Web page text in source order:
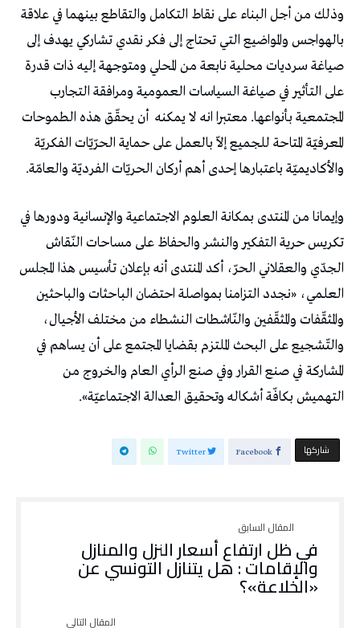
وذلك من أجل البناء على نقاط التكامل والتقاطع بينهما في علاقة
بالهواجس والمواضيع التي تحتاج إلى فكر نقدي تشاركي يهدف إلى
صياغة سرديات محلية نابعة من المحلي ومتوجهة إليه ذات قدرة
على التأثير في صياغة السياسات العمومية ومرافقة التجارب
المجتمعية بأنواعها. معتبرا انه لا يمكنه أن يحقّق هذه الطموحات
المعرفيّة المتاحة للجميع إلاّ بالعمل على حماية الحرّيّات الفكريّة
والأكاديميّة باعتبارها إحدى أهم أركان الحريّات الفرديّة والعامّة.
وإيمانا من المنتدى بمكانة العلوم الاجتماعية والإنسانية ودورها في
تكريس حرية التفكير والنشر والحفاظ على مساحات النّقاش
الجدّي والعقلاني الحرّ، أكد المنتدى أنه بإعلان تأسيس هذا المجلس
العلمي، «نجدد التزامنا بمواصلة احتضان الباحثات والباحثين
والمثقّفات والمثقّفين والنّاشطات النشطاء من مختلف الأجيال،
والتّشجيع على البحث الملتزم بقضايا المجتمع على أن يساهم في
المشاركة في صنع القرار وفي صنع الرأي العام والخروج من
التهميش بكافّة أشكاله وتحقيق العدالة الاجتماعيّة».
‫‫ شاركها‬ Facebook
Twitter
في ظل ارتفاع أسعار النزل والمنازل
والإقامات : هل يتنازل التونسي عن
«الخلاعة»؟